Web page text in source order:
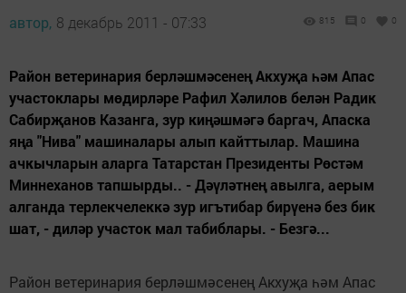
автор, 8 декабрь 2011 - 07:33 815 0 0
Район ветеринария берләшмәсенең Акхуҗа һәм Апас
участоклары мөдирләре Рафил Хәлилов белән Радик
Сабирҗанов Казанга, зур киңәшмәгә баргач, Апаска
яңа "Нива" машиналары алып кайттылар. Машина
ачкычларын аларга Татарстан Президенты Рөстәм
Миннеханов тапшырды.. - Дәүләтнең авылга, аерым
алганда терлекчелеккә зур игътибар бирүенә без бик
шат, - диләр участок мал табиблары. - Безгә...
Район ветеринария берләшмәсенең Акхуҗа һәм Апас